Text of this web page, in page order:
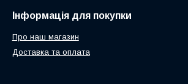
Інформація для покупки
Про наш магазин
Доставка та оплата